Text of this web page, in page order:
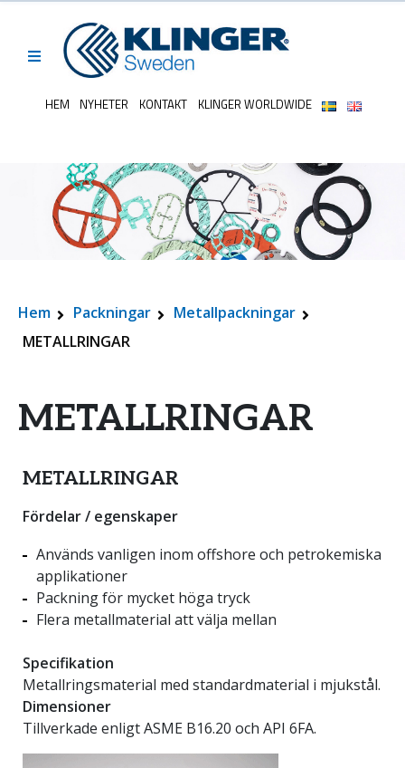
HEM NYHETER KONTAKT KLINGER WORLDWIDE
Hem Packningar
Metallpackningar
METALLRINGAR
METALLRINGAR
METALLRINGAR
Fördelar / egenskaper
Används vanligen inom offshore och petrokemiska
applikationer
Packning för mycket höga tryck
Flera metallmaterial att välja mellan
Specifikation
Metallringsmaterial med standardmaterial i mjukstål.
Dimensioner
Tillverkade enligt ASME B16.20 och API 6FA.